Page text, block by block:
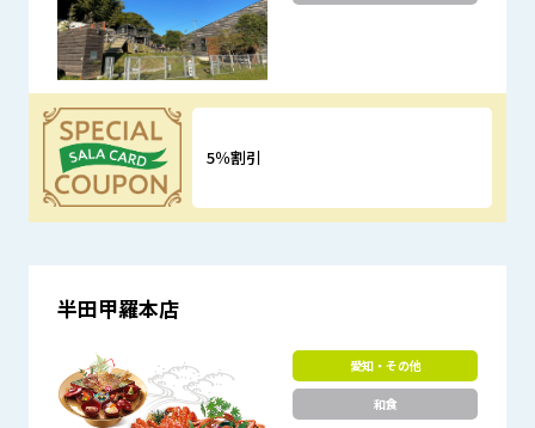
優待特典
5％割引
半田甲羅本店
愛知・その他
和食